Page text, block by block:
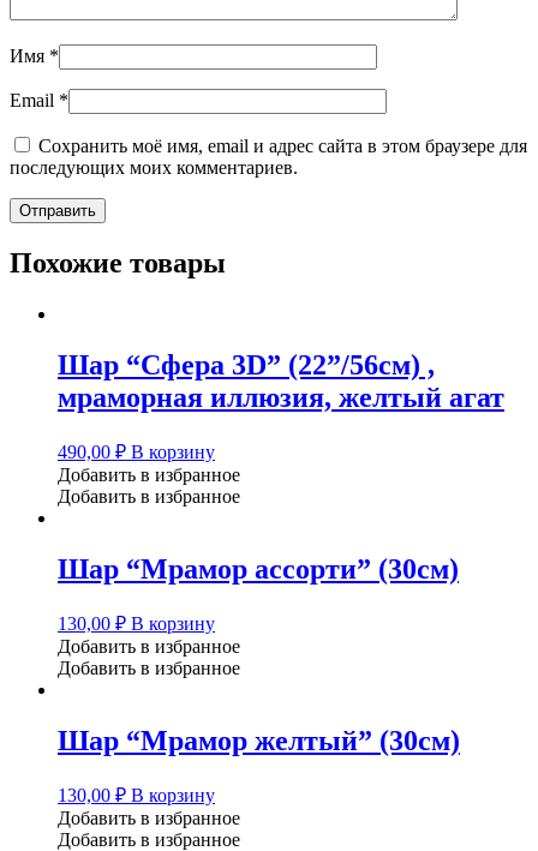
Имя *
Email *
Сохранить моё имя, email и адрес сайта в этом браузере для
последующих моих комментариев.
Похожие товары
Шар “Сфера 3D” (22”/56см) ,
мраморная иллюзия, желтый агат
490,00 ₽ В корзину
Добавить в избранное
Добавить в избранное
Шар “Мрамор ассорти” (30см)
130,00 ₽ В корзину
Добавить в избранное
Добавить в избранное
Шар “Мрамор желтый” (30см)
130,00 ₽ В корзину
Добавить в избранное
Добавить в избранное